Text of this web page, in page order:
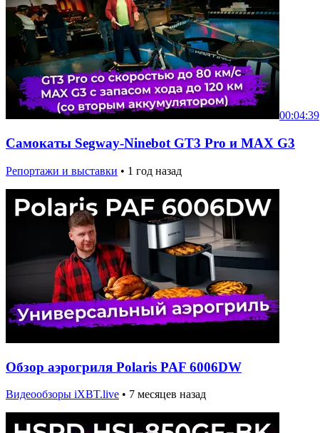
00:04:39
Самокаты Segway-Ninebot GT3 Pro и MAX G3
Репортажи и выставки • 1 год назад
Обзор аэрогриля Polaris PAF 6006DW
Видеообзоры iXBT.live • 7 месяцев назад